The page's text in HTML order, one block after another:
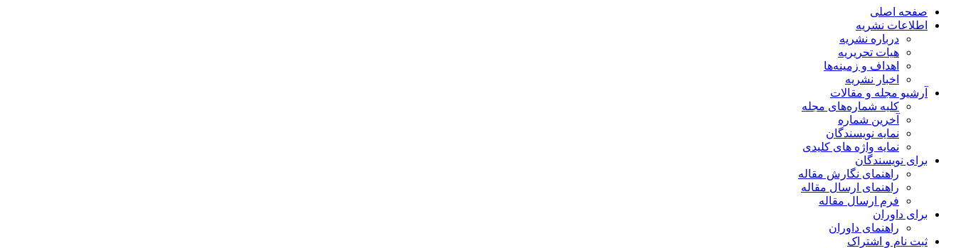
صفحه اصلی
اطلاعات نشریه
درباره نشریه
هیات تحریریه
اهداف و زمینه‌ها
اخبار نشریه
آرشیو مجله و مقالات
کلیه شماره‌های مجله
آخرین شماره
نمایه نویسندگان
نمایه واژه های کلیدی
برای نویسندگان
راهنمای نگارش مقاله
راهنمای ارسال مقاله
فرم ارسال مقاله
برای داوران
راهنمای داوران
ثبت نام و اشتراک